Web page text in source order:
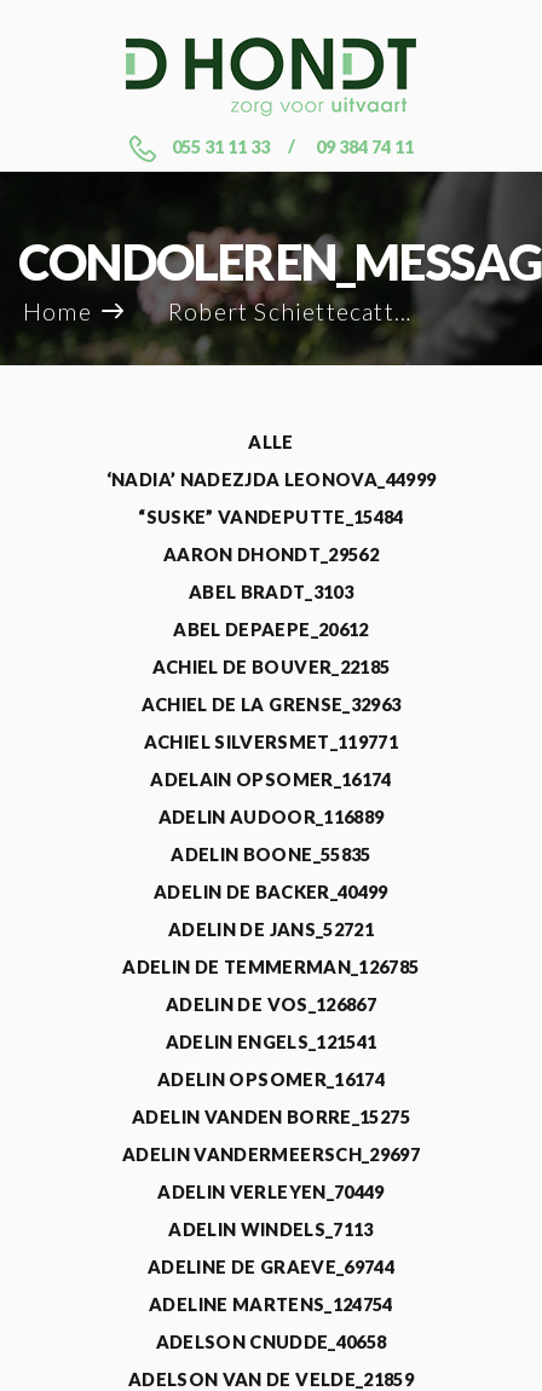
055 31 11 33 09 384 74 11
Home Robert Schiettecatte_4549
ALLE
‘NADIA’ NADEZJDA LEONOVA_44999
“SUSKE” VANDEPUTTE_15484
AARON DHONDT_29562
ABEL BRADT_3103
ABEL DEPAEPE_20612
ACHIEL DE BOUVER_22185
ACHIEL DE LA GRENSE_32963
ACHIEL SILVERSMET_119771
ADELAIN OPSOMER_16174
ADELIN AUDOOR_116889
ADELIN BOONE_55835
ADELIN DE BACKER_40499
ADELIN DE JANS_52721
ADELIN DE TEMMERMAN_126785
ADELIN DE VOS_126867
ADELIN ENGELS_121541
ADELIN OPSOMER_16174
ADELIN VANDEN BORRE_15275
ADELIN VANDERMEERSCH_29697
ADELIN VERLEYEN_70449
ADELIN WINDELS_7113
ADELINE DE GRAEVE_69744
ADELINE MARTENS_124754
ADELSON CNUDDE_40658
ADELSON VAN DE VELDE_21859